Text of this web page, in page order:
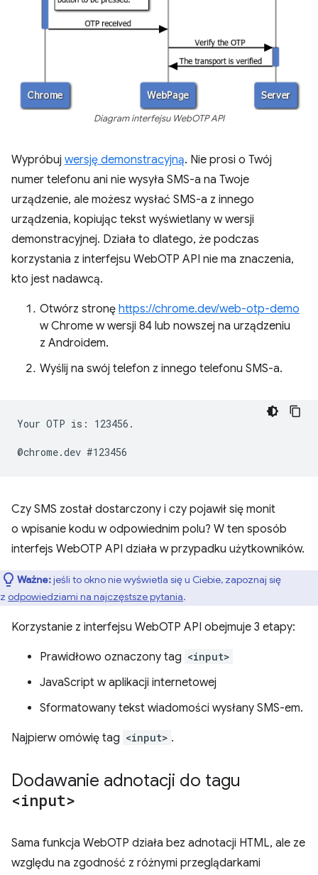
Diagram interfejsu WebOTP API
Wypróbuj wersję demonstracyjną. Nie prosi o Twój
numer telefonu ani nie wysyła SMS-a na Twoje
urządzenie, ale możesz wysłać SMS-a z innego
urządzenia, kopiując tekst wyświetlany w wersji
demonstracyjnej. Działa to dlatego, że podczas
korzystania z interfejsu WebOTP API nie ma znaczenia,
kto jest nadawcą.
Otwórz stronę https://chrome.dev/web-otp-demo
w Chrome w wersji 84 lub nowszej na urządzeniu
z Androidem.
Wyślij na swój telefon z innego telefonu SMS-a.
Your OTP is: 123456.
Czy SMS został dostarczony i czy pojawił się monit
o wpisanie kodu w odpowiednim polu? W ten sposób
interfejs WebOTP API działa w przypadku użytkowników.
Ważne:jeśli to okno nie wyświetla się u Ciebie, zapoznaj się
z odpowiedziami na najczęstsze pytania.
Korzystanie z interfejsu WebOTP API obejmuje 3 etapy:
Prawidłowo oznaczony tag <input>
JavaScript w aplikacji internetowej
Sformatowany tekst wiadomości wysłany SMS-em.
Najpierw omówię tag <input> .
Dodawanie adnotacji do tagu
<input>
Sama funkcja WebOTP działa bez adnotacji HTML, ale ze
względu na zgodność z różnymi przeglądarkami